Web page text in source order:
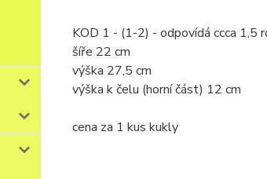
KOD 1 - (1-2) - odpovídá ccca 1,5
šíře 22 cm
výška 27,5 cm
výška k čelu (horní část) 12 cm
cena za 1 kus kukly